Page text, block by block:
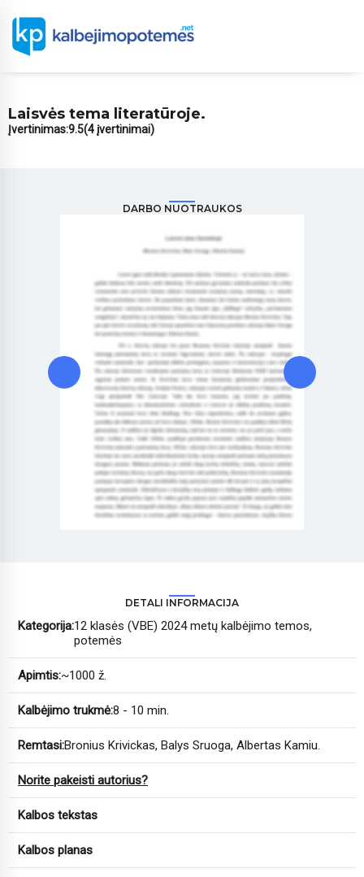
Laisvės tema literatūroje.
Įvertinimas:9.5(4 įvertinimai)
DARBO NUOTRAUKOS
DETALI INFORMACIJA
Kategorija:12 klasės (VBE) 2024 metų kalbėjimo temos,
potemės
Apimtis:~1000 ž.
Kalbėjimo trukmė:8 - 10 min.
Remtasi:Bronius Krivickas, Balys Sruoga, Albertas Kamiu.
Norite pakeisti autorius?
Kalbos tekstas
Kalbos planas